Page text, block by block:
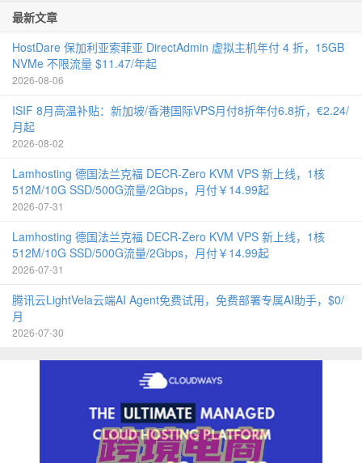
最新文章
HostDare 保加利亚索菲亚 DirectAdmin 虚拟主机年付 4 折，15GB
NVMe 不限流量 $11.47/年起
2026-08-06
ISIF 8月高温补贴：新加坡/香港国际VPS月付8折年付6.8折，€2.24/
月起
2026-08-02
Lamhosting 德国法兰克福 DECR-Zero KVM VPS 新上线，1核
512M/10G SSD/500G流量/2Gbps，月付￥14.99起
2026-07-31
Lamhosting 德国法兰克福 DECR-Zero KVM VPS 新上线，1核
512M/10G SSD/500G流量/2Gbps，月付￥14.99起
2026-07-31
腾讯云LightVela云端AI Agent免费试用，免费部署专属AI助手，$0/
月
2026-07-30